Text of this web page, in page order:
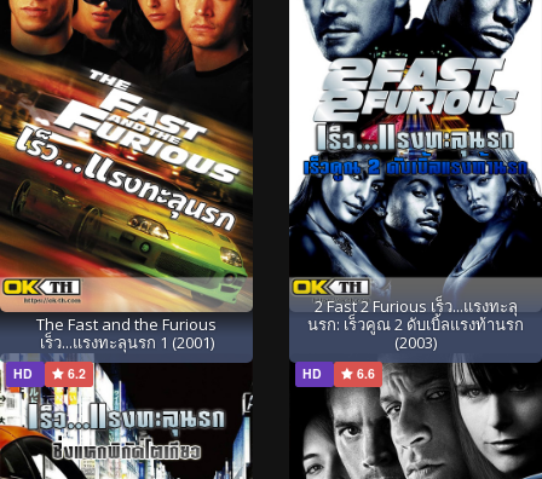
The Fast and the Furious
เร็ว...แรงทะลุนรก 1 (2001)
2 Fast 2 Furious เร็ว...แรงทะลุ
นรก: เร็วคูณ 2 ดับเบิ้ลแรงท้านรก
(2003)
HD 6.2 HD 6.6